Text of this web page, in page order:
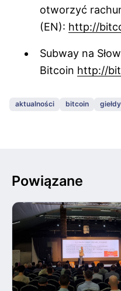
otworzyć
(EN): http://
Subway na
Bitcoin http://
aktualności bitcoin
Powiązane